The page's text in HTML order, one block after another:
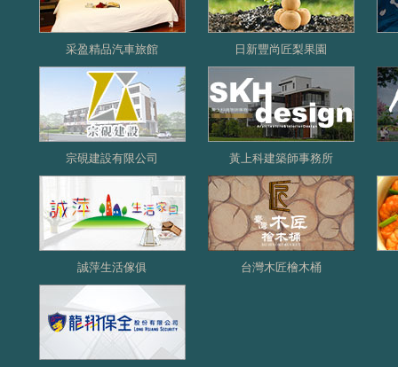
采盈精品汽車旅館 日新豐尚匠梨果園
宗硯建設有限公司 黃上科建築師事務所
誠萍生活傢俱 台灣木匠檜木桶